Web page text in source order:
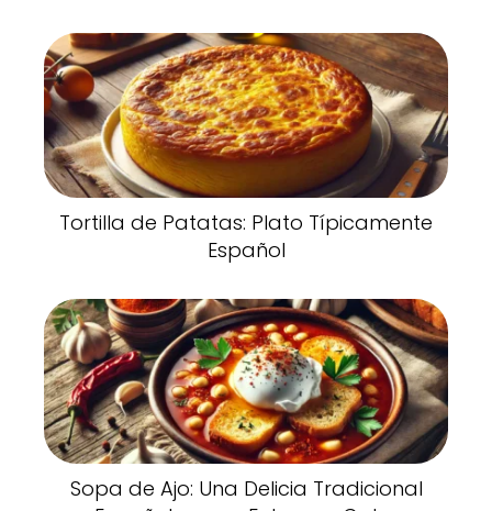
Tortilla de Patatas: Plato Típicamente
Español
Sopa de Ajo: Una Delicia Tradicional